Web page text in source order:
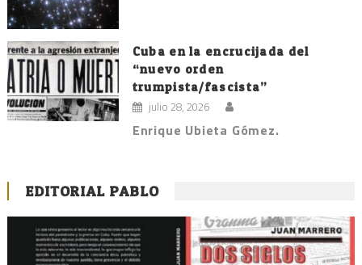
Cuba en la encrucijada del
“nuevo orden
trumpista/fascista”
julio 28, 2026
Enrique Ubieta Gómez.
EDITORIAL PABLO